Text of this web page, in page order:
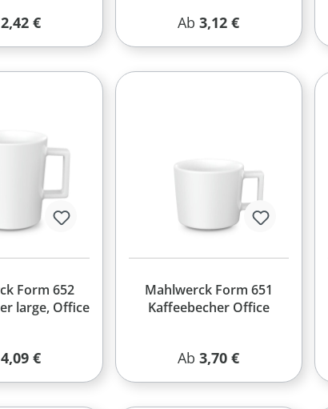
Preis:
2,42 € Regulärer Preis:
Ab3,12 €
Form 652
large, Office
Preis:
4,09 €
Mahlwerck Form 651
Kaffeebecher Office
Regulärer Preis:
Ab3,70 €